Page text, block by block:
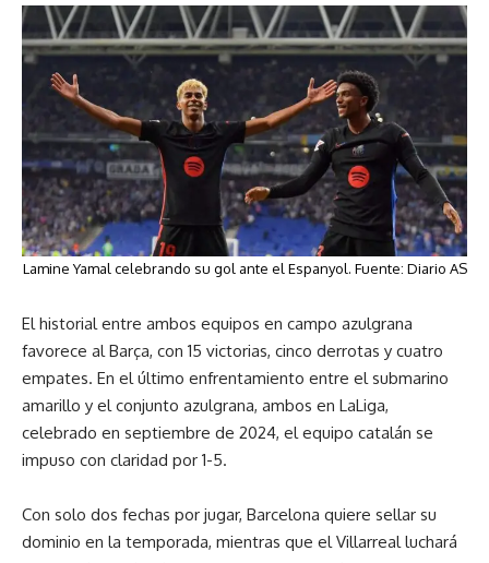
Lamine Yamal celebrando su gol ante el Espanyol. Fuente: Diario AS
El historial entre ambos equipos en campo azulgrana
favorece al Barça, con 15 victorias, cinco derrotas y cuatro
empates. En el último enfrentamiento entre el submarino
amarillo y el conjunto azulgrana, ambos en LaLiga,
celebrado en septiembre de 2024, el equipo catalán se
impuso con claridad por 1-5.
Con solo dos fechas por jugar, Barcelona quiere sellar su
dominio en la temporada, mientras que el Villarreal luchará